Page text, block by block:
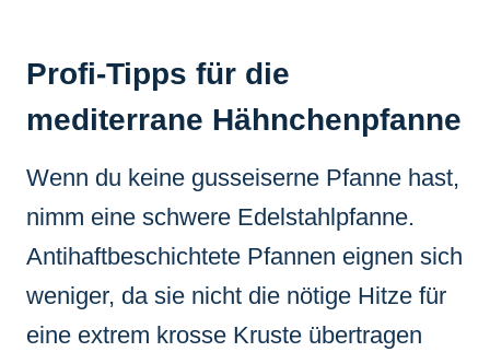
Profi-Tipps für die
mediterrane Hähnchenpfanne
Wenn du keine gusseiserne Pfanne hast,
nimm eine schwere Edelstahlpfanne.
Antihaftbeschichtete Pfannen eignen sich
weniger, da sie nicht die nötige Hitze für
eine extrem krosse Kruste übertragen